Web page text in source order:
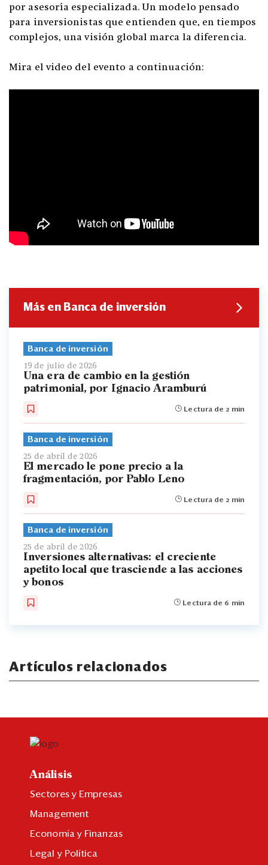
por asesoría especializada. Un modelo pensado
para inversionistas que entienden que, en tiempos
complejos, una visión global marca la diferencia.
Mira el video del evento a continuación:
Más en Banca de inversión
Banca de inversión
19 de julio de 2026
Una era de cambio en la gestión
patrimonial, por Ignacio Aramburú
Lectura de 2 min
Banca de inversión
25 de abril de 2026
El mercado le pone precio a la
fragmentación, por Pablo Leno
Lectura de 2 min
Banca de inversión
25 de abril de 2026
Inversiones alternativas: el creciente
apetito local que trasciende a las acciones
y bonos
Lectura de 6 min
Artículos relacionados
Análisis
Sectores y Empresas
Management
Economía y Finanzas
Legal y Política